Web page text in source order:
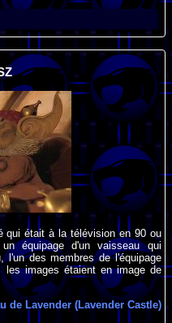
qui était à la télévision en 90 ou
équipage d'un vaisseau qui
l'un des membres de l'équipage
les images étaient en image de
de Lavender (Lavender Castle)